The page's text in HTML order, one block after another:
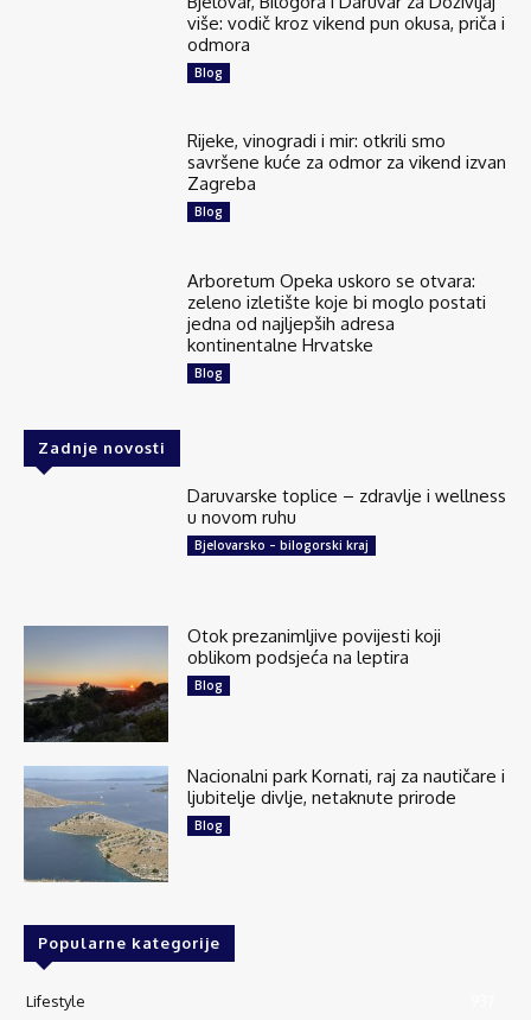
više: vodič kroz vikend pun okusa, priča i
odmora
Blog
Rijeke, vinogradi i mir: otkrili smo
savršene kuće za odmor za vikend izvan
Zagreba
Blog
Arboretum Opeka uskoro se otvara:
zeleno izletište koje bi moglo postati
jedna od najljepših adresa
kontinentalne Hrvatske
Blog
Zadnje novosti
Daruvarske toplice – zdravlje i wellness
u novom ruhu
Bjelovarsko – bilogorski kraj
Otok prezanimljive povijesti koji
oblikom podsjeća na leptira
Blog
Nacionalni park Kornati, raj za nautičare i
ljubitelje divlje, netaknute prirode
Blog
Popularne kategorije
Lifestyle